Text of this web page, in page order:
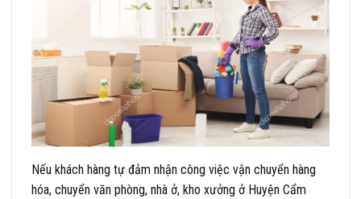
Nếu khách hàng tự đảm nhận công việc vận chuyển hàng
hóa, chuyển văn phòng, nhà ở, kho xưởng ở Huyện Cẩm